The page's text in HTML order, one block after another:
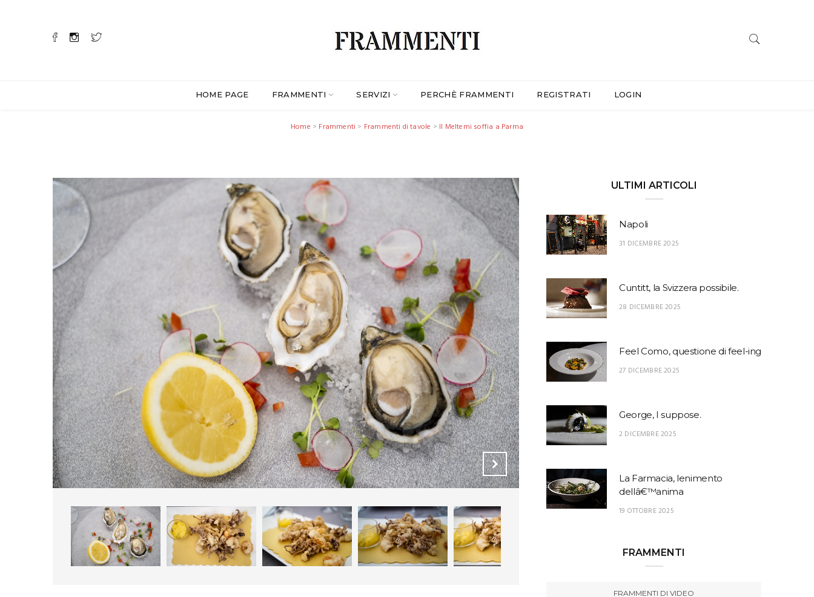
HOME PAGE FRAMMENTI SERVIZI PERCHÈ FRAMMENTI REGISTRATI LOGIN
Home > Frammenti > Frammenti di tavole > Il Meltemi soffia a Parma
ULTIMI ARTICOLI
Napoli
31 DICEMBRE 2025
Cuntitt, la Svizzera possibile.
28 DICEMBRE 2025
Feel Como, questione di feel-ing
27 DICEMBRE 2025
George, I suppose.
2 DICEMBRE 2025
La Farmacia, lenimento
dellâ€™anima
19 OTTOBRE 2025
FRAMMENTI
FRAMMENTI DI VIDEO